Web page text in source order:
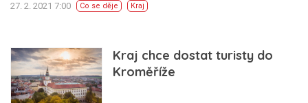
27. 2. 2021 7:00 Co se děje Kraj
Kraj chce dostat turisty do
Kroměříže